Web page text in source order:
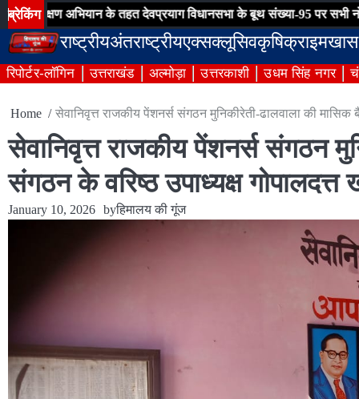
Skip
to
content
ब्रेकिंग
अभियान के तहत देवप्रयाग विधानसभा के बूथ संख्या-95 पर सभी नोटिसों का
राष्ट्रीयअंतराष्ट्रीयएक्सक्लूसिवकृषिक्राइम
रिपोर्टर-लॉगिन उत्तराखंड अल्मोड़ा उत्तरकाशी उधम सिंह नगर
Home सेवानिवृत्त राजकीय पेंशनर्स संगठन मुनिकीरेती-ढालवाला की
सेवानिवृत्त राजकीय पेंशनर्स संगठन
संगठन के वरिष्ठ उपाध्यक्ष
January 10, 2026 byहिमालय की गूंज